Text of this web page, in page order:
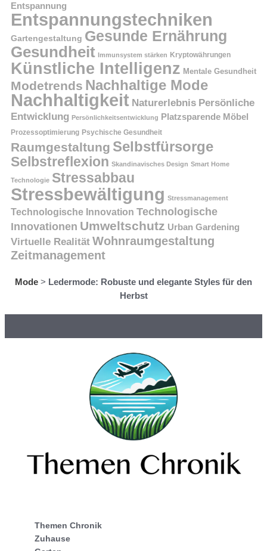
Entspannung
Entspannungstechniken
Gartengestaltung Gesunde Ernährung
Gesundheit Immunsystem stärken Kryptowährungen
Künstliche Intelligenz Mentale Gesundheit
Modetrends Nachhaltige Mode
Nachhaltigkeit Naturerlebnis Persönliche
Entwicklung Persönlichkeitsentwicklung Platzsparende Möbel
Prozessoptimierung Psychische Gesundheit
Raumgestaltung Selbstfürsorge
Selbstreflexion Skandinavisches Design Smart Home
Technologie Stressabbau
Stressbewältigung Stressmanagement
Technologische Innovation Technologische
Innovationen Umweltschutz Urban Gardening
Virtuelle Realität Wohnraumgestaltung
Zeitmanagement
Mode > Ledermode: Robuste und elegante Styles für den
Herbst
Themen Chronik
Zuhause